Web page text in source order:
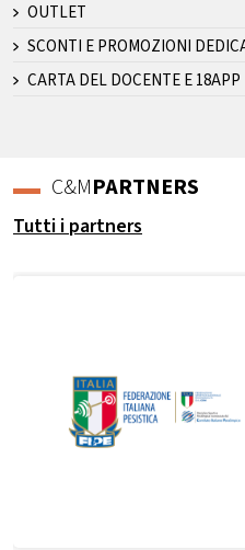
OUTLET
SCONTI E PROMOZIONI
CARTA DEL DOCENTE E 18APP
C&MPARTNERS
Tutti i partners